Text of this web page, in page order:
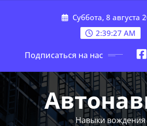
Суббота, 8 августа
2:39:28 AM
Подписаться на нас
Навыки вождения